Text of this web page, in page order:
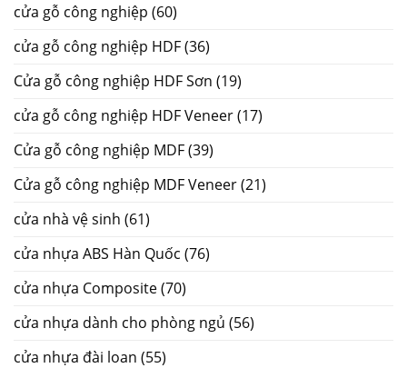
cửa gỗ công nghiệp (60)
cửa gỗ công nghiệp HDF(36)
Cửa gỗ công nghiệp HDF Sơn (19)
cửa gỗ công nghiệp HDF Veneer(17)
Cửa gỗ công nghiệp MDF(39)
Cửa gỗ công nghiệp MDF Veneer(21)
cửa nhà vệ sinh (61)
cửa nhựa ABS Hàn Quốc (76)
cửa nhựa Composite(70)
cửa nhựa dành cho phòng ngủ (56)
cửa nhựa đài loan (55)